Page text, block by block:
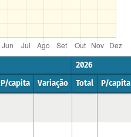
2026
P/capita Variação Total P/capita